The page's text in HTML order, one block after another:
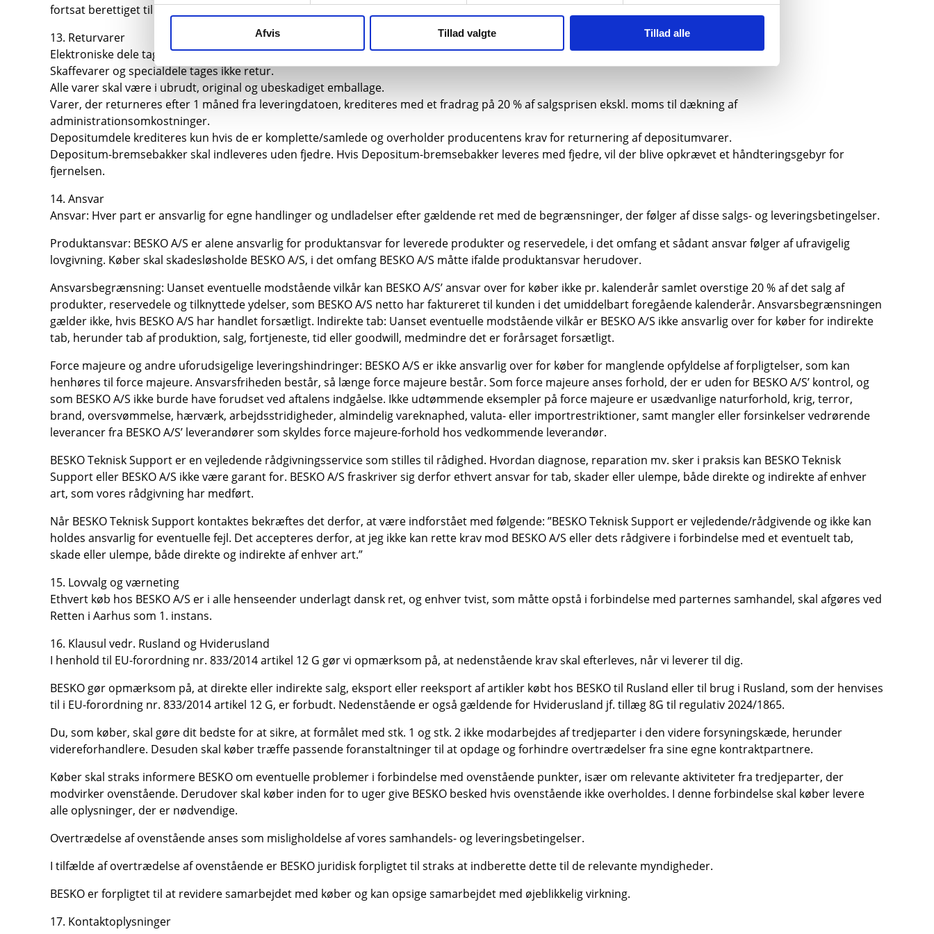
Afvis Tillad valgte Tillad alle
fortsat berettiget til at gøre de aftalte reklamationsfrister og ansvarsbegrænsninger gældende overfor køber.
13. Returvarer
Elektroniske dele tages ikke retur, hvis plombering og/eller emballage er brudt.
Skaffevarer og specialdele tages ikke retur.
Alle varer skal være i ubrudt, original og ubeskadiget emballage.
Varer, der returneres efter 1 måned fra leveringdatoen, krediteres med et fradrag på 20 % af salgsprisen ekskl. moms til dækning af
administrationsomkostninger.
Depositumdele krediteres kun hvis de er komplette/samlede og overholder producentens krav for returnering af depositumvarer.
Depositum-bremsebakker skal indleveres uden fjedre. Hvis Depositum-bremsebakker leveres med fjedre, vil der blive opkrævet et håndteringsgebyr for
fjernelsen.
14. Ansvar
Ansvar: Hver part er ansvarlig for egne handlinger og undladelser efter gældende ret med de begrænsninger, der følger af disse salgs- og leveringsbetingelser.
Produktansvar: BESKO A/S er alene ansvarlig for produktansvar for leverede produkter og reservedele, i det omfang et sådant ansvar følger af ufravigelig
lovgivning. Køber skal skadesløsholde BESKO A/S, i det omfang BESKO A/S måtte ifalde produktansvar herudover.
Ansvarsbegrænsning: Uanset eventuelle modstående vilkår kan BESKO A/S’ ansvar over for køber ikke pr. kalenderår samlet overstige 20 % af det salg af
produkter, reservedele og tilknyttede ydelser, som BESKO A/S netto har faktureret til kunden i det umiddelbart foregående kalenderår. Ansvarsbegrænsningen
gælder ikke, hvis BESKO A/S har handlet forsætligt. Indirekte tab: Uanset eventuelle modstående vilkår er BESKO A/S ikke ansvarlig over for køber for indirekte
tab, herunder tab af produktion, salg, fortjeneste, tid eller goodwill, medmindre det er forårsaget forsætligt.
Force majeure og andre uforudsigelige leveringshindringer: BESKO A/S er ikke ansvarlig over for køber for manglende opfyldelse af forpligtelser, som kan
henhøres til force majeure. Ansvarsfriheden består, så længe force majeure består. Som force majeure anses forhold, der er uden for BESKO A/S’ kontrol, og
som BESKO A/S ikke burde have forudset ved aftalens indgåelse. Ikke udtømmende eksempler på force majeure er usædvanlige naturforhold, krig, terror,
brand, oversvømmelse, hærværk, arbejdsstridigheder, almindelig vareknaphed, valuta- eller importrestriktioner, samt mangler eller forsinkelser vedrørende
leverancer fra BESKO A/S’ leverandører som skyldes force majeure-forhold hos vedkommende leverandør.
BESKO Teknisk Support er en vejledende rådgivningsservice som stilles til rådighed. Hvordan diagnose, reparation mv. sker i praksis kan BESKO Teknisk
Support eller BESKO A/S ikke være garant for. BESKO A/S fraskriver sig derfor ethvert ansvar for tab, skader eller ulempe, både direkte og indirekte af enhver
art, som vores rådgivning har medført.
Når BESKO Teknisk Support kontaktes bekræftes det derfor, at være indforstået med følgende: ”BESKO Teknisk Support er vejledende/rådgivende og ikke kan
holdes ansvarlig for eventuelle fejl. Det accepteres derfor, at jeg ikke kan rette krav mod BESKO A/S eller dets rådgivere i forbindelse med et eventuelt tab,
skade eller ulempe, både direkte og indirekte af enhver art.”
15. Lovvalg og værneting
Ethvert køb hos BESKO A/S er i alle henseender underlagt dansk ret, og enhver tvist, som måtte opstå i forbindelse med parternes samhandel, skal afgøres ved
Retten i Aarhus som 1. instans.
16. Klausul vedr. Rusland og Hviderusland
I henhold til EU-forordning nr. 833/2014 artikel 12 G gør vi opmærksom på, at nedenstående krav skal efterleves, når vi leverer til dig.
BESKO gør opmærksom på, at direkte eller indirekte salg, eksport eller reeksport af artikler købt hos BESKO til Rusland eller til brug i Rusland, som der henvises
til i EU-forordning nr. 833/2014 artikel 12 G, er forbudt. Nedenstående er også gældende for Hviderusland jf. tillæg 8G til regulativ 2024/1865.
Du, som køber, skal gøre dit bedste for at sikre, at formålet med stk. 1 og stk. 2 ikke modarbejdes af tredjeparter i den videre forsyningskæde, herunder
videreforhandlere. Desuden skal køber træffe passende foranstaltninger til at opdage og forhindre overtrædelser fra sine egne kontraktpartnere.
Køber skal straks informere BESKO om eventuelle problemer i forbindelse med ovenstående punkter, især om relevante aktiviteter fra tredjeparter, der
modvirker ovenstående. Derudover skal køber inden for to uger give BESKO besked hvis ovenstående ikke overholdes. I denne forbindelse skal køber levere
alle oplysninger, der er nødvendige.
Overtrædelse af ovenstående anses som misligholdelse af vores samhandels- og leveringsbetingelser.
I tilfælde af overtrædelse af ovenstående er BESKO juridisk forpligtet til straks at indberette dette til de relevante myndigheder.
BESKO er forpligtet til at revidere samarbejdet med køber og kan opsige samarbejdet med øjeblikkelig virkning.
17. Kontaktoplysninger